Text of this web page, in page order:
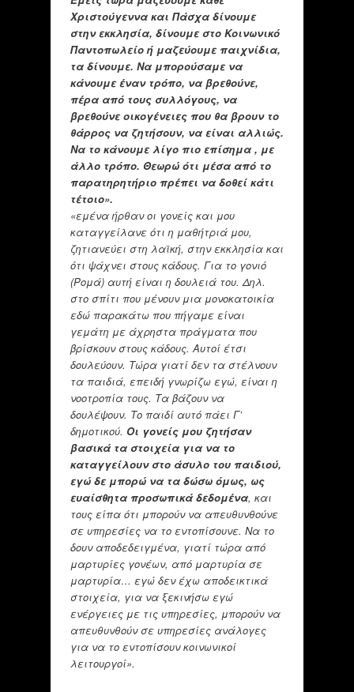
Χριστούγεννα και Πάσχα δίνουμε
στην εκκλησία, δίνουμε στο Κοινωνικό
Παντοπωλείο ή μαζεύουμε παιχνίδια,
τα δίνουμε. Να μπορούσαμε να
κάνουμε έναν τρόπο, να βρεθούνε,
πέρα από τους συλλόγους, να
βρεθούνε οικογένειες που θα βρουν το
θάρρος να ζητήσουν, να είναι αλλιώς.
Να το κάνουμε λίγο πιο επίσημα , με
άλλο τρόπο. Θεωρώ ότι μέσα από το
παρατηρητήριο πρέπει να δοθεί κάτι
τέτοιο».
«εμένα ήρθαν οι γονείς και μου
καταγγείλανε ότι η μαθήτριά μου,
ζητιανεύει στη λαϊκή, στην εκκλησία και
ότι ψάχνει στους κάδους. Για το γονιό
(Ρομά) αυτή είναι η δουλειά του. Δηλ.
στο σπίτι που μένουν μια μονοκατοικία
εδώ παρακάτω που πήγαμε είναι
γεμάτη με άχρηστα πράγματα που
βρίσκουν στους κάδους. Αυτοί έτσι
δουλεύουν. Τώρα γιατί δεν τα στέλνουν
τα παιδιά, επειδή γνωρίζω εγώ, είναι η
νοοτροπία τους. Τα βάζουν να
δουλέψουν. Το παιδί αυτό πάει Γ’
δημοτικού. Οι γονείς μου ζητήσαν
βασικά τα στοιχεία για να το
καταγγείλουν στο άσυλο του παιδιού,
εγώ δε μπορώ να τα δώσω όμως, ως
ευαίσθητα προσωπικά δεδομένα, και
τους είπα ότι μπορούν να απευθυνθούνε
σε υπηρεσίες να το εντοπίσουνε. Να το
δουν αποδεδειγμένα, γιατί τώρα από
μαρτυρίες γονέων, από μαρτυρία σε
μαρτυρία… εγώ δεν έχω αποδεικτικά
στοιχεία, για να ξεκινήσω εγώ
ενέργειες με τις υπηρεσίες, μπορούν να
απευθυνθούν σε υπηρεσίες ανάλογες
για να το εντοπίσουν κοινωνικοί
λειτουργοί».